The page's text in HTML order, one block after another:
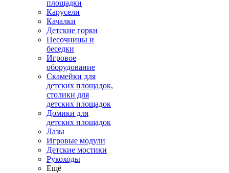
площадки
Карусели
Качалки
Детские горки
Песочницы и
беседки
Игровое
оборудование
Скамейки для
детских площадок,
столики для
детских площадок
Домики для
детских площадок
Лазы
Игровые модули
Детские мостики
Рукоходы
Ещё